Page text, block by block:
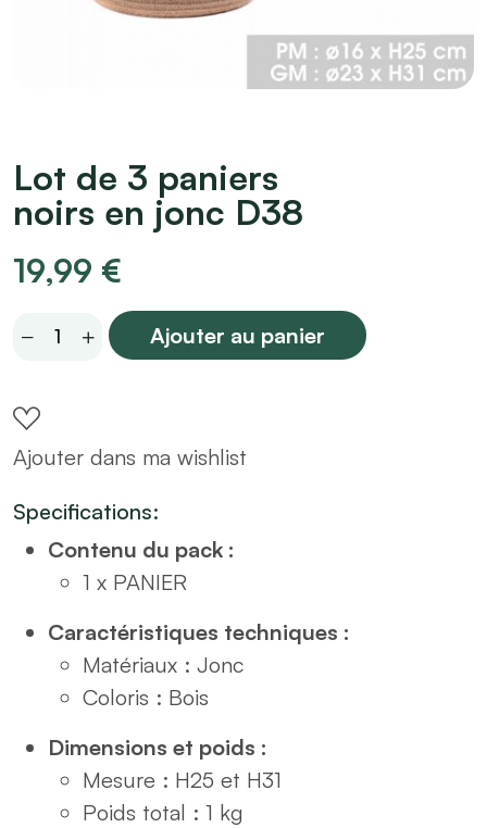
Lot de 3 paniers
noirs en jonc D38
19,99 €
paniers
noirs
jonc
D38
quantity
Ajouter au panier
Ajouter dans ma wishlist
Specifications:
Contenu du pack :
1 x PANIER
Caractéristiques techniques :
Matériaux : Jonc
Coloris : Bois
Dimensions et poids :
Mesure : H25 et H31
Poids total : 1 kg